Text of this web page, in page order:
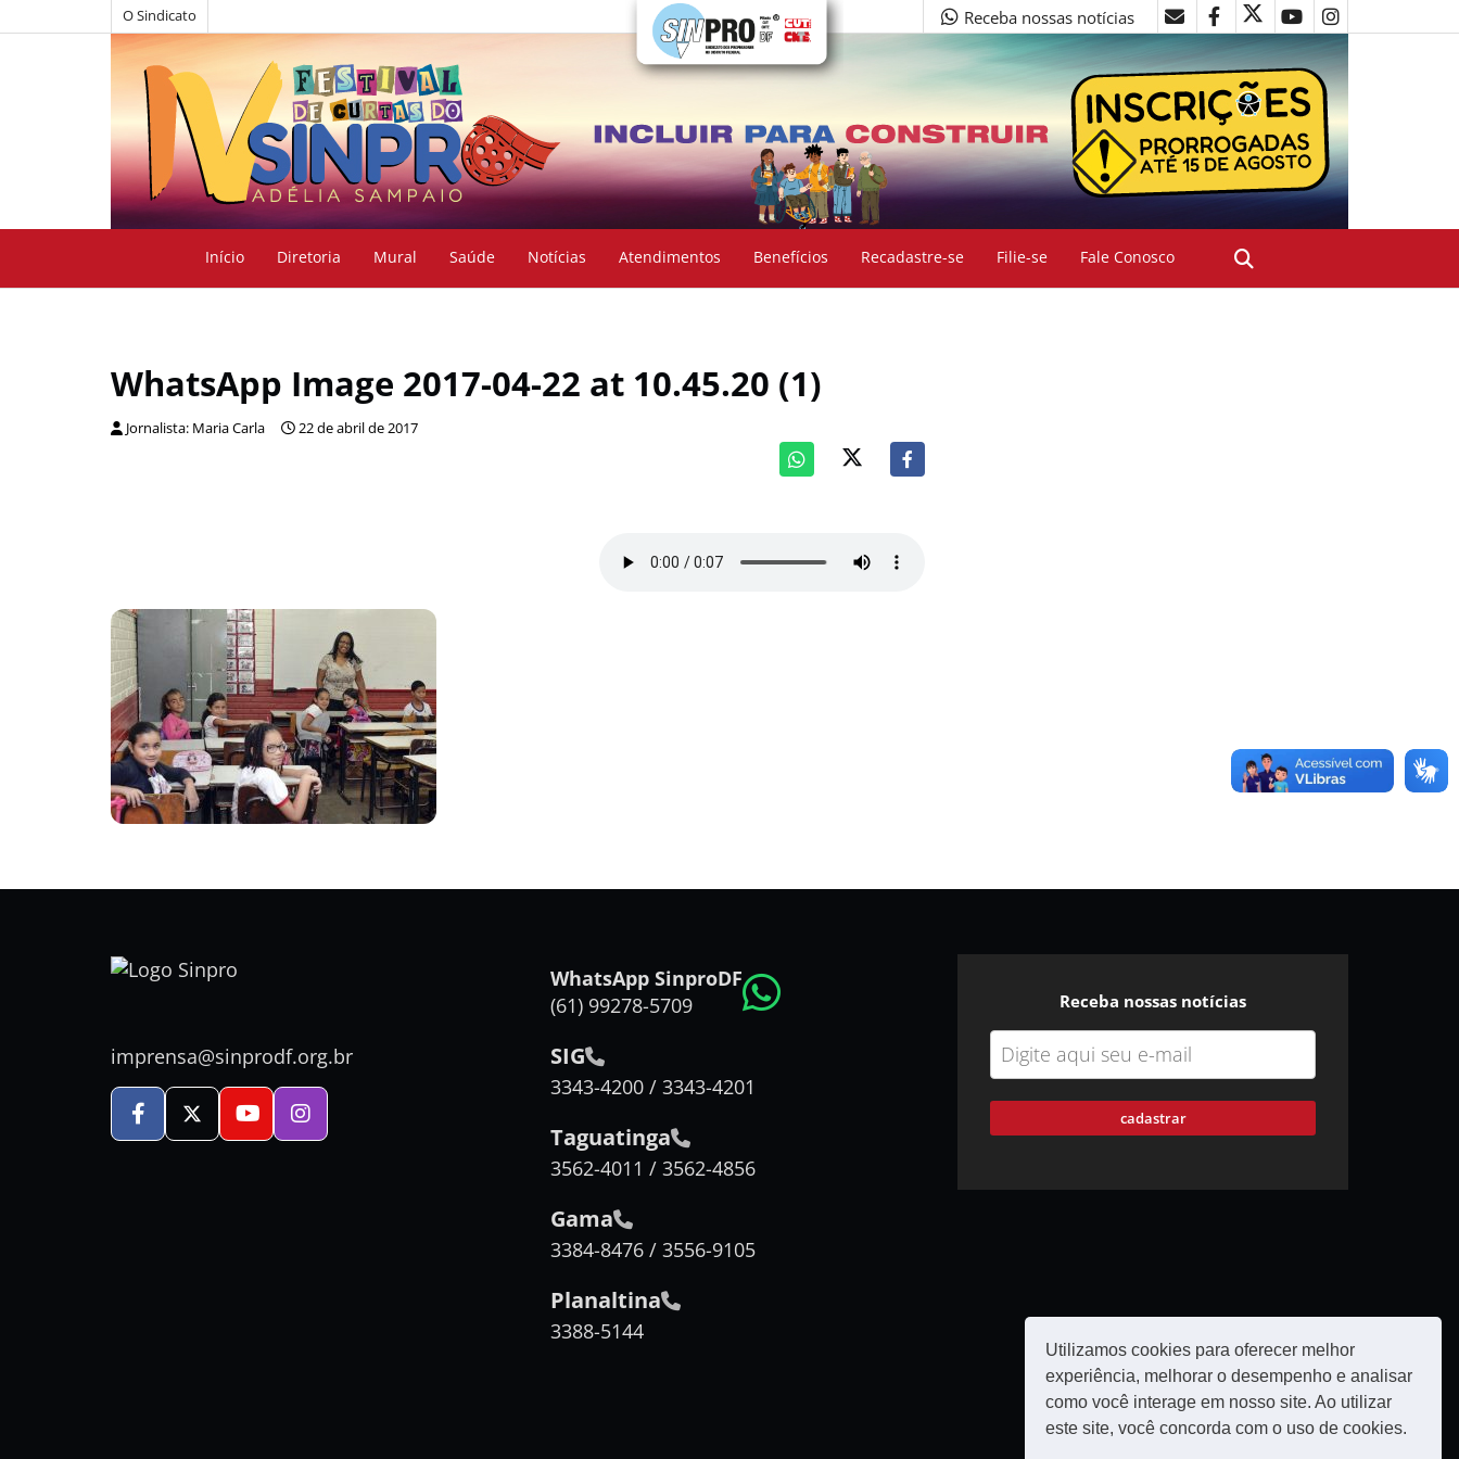
Utilizamos cookies para oferecer melhor
experiência, melhorar o desempenho e analisar
como você interage em nosso site. Ao utilizar
este site, você concorda com o uso de cookies.
O Sindicato Receba nossas notícias
Início Diretoria Mural Saúde Notícias Atendimentos Benefícios Recadastre-se Filie-se Fale Conosco
WhatsApp Image 2017-04-22 at 10.45.20 (1)
Jornalista: Maria Carla 22 de abril de 2017
imprensa@sinprodf.org.br
WhatsApp SinproDF
(61) 99278-5709
SIG
3343-4200 / 3343-4201
Taguatinga
3562-4011 / 3562-4856
Gama
3384-8476 / 3556-9105
Planaltina
3388-5144
Receba nossas notícias
cadastrar